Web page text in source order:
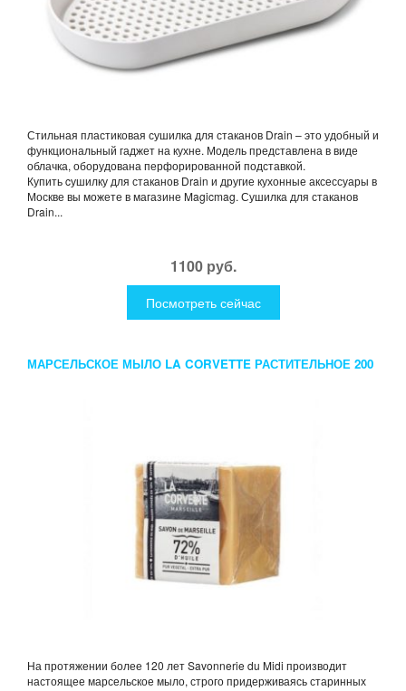
Стильная пластиковая сушилка для стаканов Drain – это удобный и
функциональный гаджет на кухне. Модель представлена в виде
облачка, оборудована перфорированной подставкой.
Купить cушилку для стаканов Drain и другие кухонные аксессуары в
Москве вы можете в магазине Magicmag. Сушилка для стаканов
Drain...
1100 руб.
Посмотреть сейчас
МАРСЕЛЬСКОЕ МЫЛО LA CORVETTE РАСТИТЕЛЬНОЕ 200
На протяжении более 120 лет Savonnerie du Midi производит
настоящее марсельское мыло, строго придерживаясь старинных